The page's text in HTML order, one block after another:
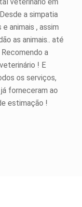
veterinário em
a simpatia
animais , assim
as animais.. até
a
! E
os serviços,
forneceram ao
estimação !